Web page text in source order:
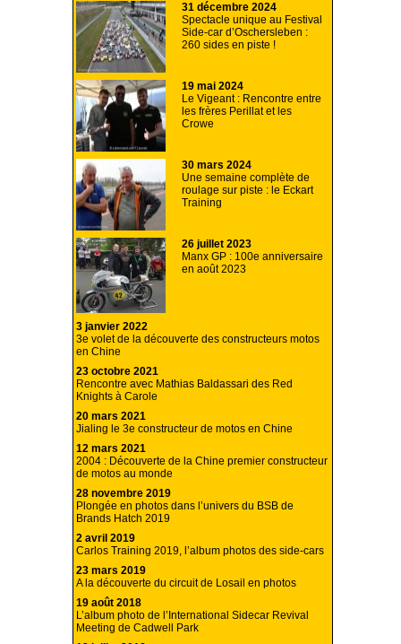
31 décembre 2024
Spectacle unique au Festival
Side-car d’Oschersleben :
260 sides en piste !
19 mai 2024
Le Vigeant : Rencontre entre
les frères Perillat et les
Crowe
30 mars 2024
Une semaine complète de
roulage sur piste : le Eckart
Training
26 juillet 2023
Manx GP : 100e anniversaire
en août 2023
3 janvier 2022
3e volet de la découverte des constructeurs motos
en Chine
23 octobre 2021
Rencontre avec Mathias Baldassari des Red
Knights à Carole
20 mars 2021
Jialing le 3e constructeur de motos en Chine
12 mars 2021
2004 : Découverte de la Chine premier constructeur
de motos au monde
28 novembre 2019
Plongée en photos dans l’univers du BSB de
Brands Hatch 2019
2 avril 2019
Carlos Training 2019, l’album photos des side-cars
23 mars 2019
A la découverte du circuit de Losail en photos
19 août 2018
L’album photo de l’International Sidecar Revival
Meeting de Cadwell Park